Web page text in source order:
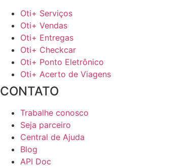
Oti+ Serviços
Oti+ Vendas
Oti+ Entregas
Oti+ Checkcar
Oti+ Ponto Eletrônico
Oti+ Acerto de Viagens
CONTATO
Trabalhe conosco
Seja parceiro
Central de Ajuda
Blog
API Doc